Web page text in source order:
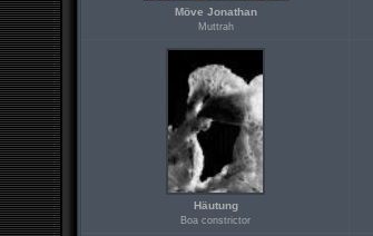
Möve Jonathan
Muttrah
Häutung
Boa constrictor